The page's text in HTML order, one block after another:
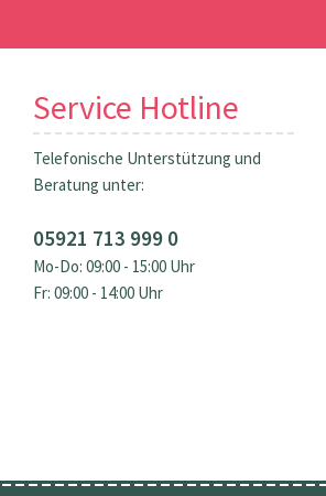
Service Hotline
Telefonische Unterstützung und
Beratung unter:
05921 713 999 0
Mo-Do: 09:00 - 15:00 Uhr
Fr: 09:00 - 14:00 Uhr